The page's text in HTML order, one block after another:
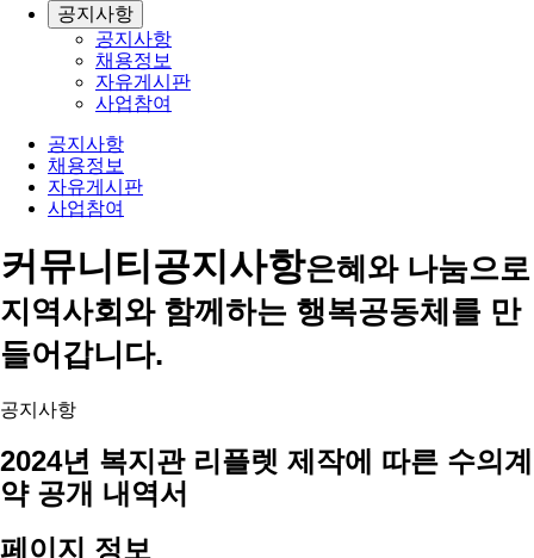
공지사항
공지사항
채용정보
자유게시판
사업참여
공지사항
채용정보
자유게시판
사업참여
커뮤니티공지사항은혜와 나눔으로
지역사회와 함께하는 행복공동체를 만
들어갑니다.
공지사항
2024년 복지관 리플렛 제작에 따른 수의계
약 공개 내역서
페이지 정보